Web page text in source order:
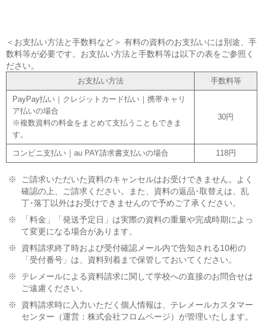
＜お支払い方法と手数料など＞ 有料の資料のお支払いには別途、手
数料等が必要です。お支払い方法と手数料等は以下の表をご参照く
ださい。
お支払い方法 手数料等
PayPay払い｜クレジットカード払い｜携帯キャリ
ア払いの場合
※複数資料の料金をまとめて支払うこともできま
す。
30円
コンビニ支払い｜au PAY請求書支払いの場合 118円
※
ご請求いただいた資料のキャンセルはお受けできません。よく
確認の上、ご請求ください。また、資料の返品･取替えは、乱
丁･落丁以外はお受けできませんので予めご了承ください。
※
「料金」「発送予定日」は実際の資料の重量や完成時期によっ
て変更になる場合があります。
※
資料請求終了時および受付確認メール内で告知される10桁の
「受付番号」は、資料到着まで保管しておいてください。
※
テレメールによる資料請求に関して学校への直接のお問合せは
ご遠慮ください。
※
資料請求時に入力いただく個人情報は、テレメールカスタマー
センター（運営：株式会社フロムページ）が管理いたします。